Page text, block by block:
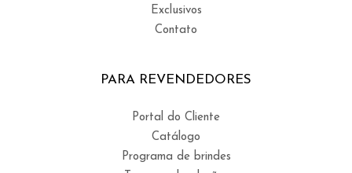
Exclusivos
Contato
PARA REVENDEDORES
Portal do Cliente
Catálogo
Programa de brindes